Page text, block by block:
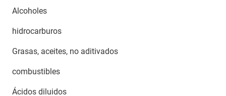
Alcoholes
hidrocarburos
Grasas, aceites, no aditivados
combustibles
Ácidos diluidos